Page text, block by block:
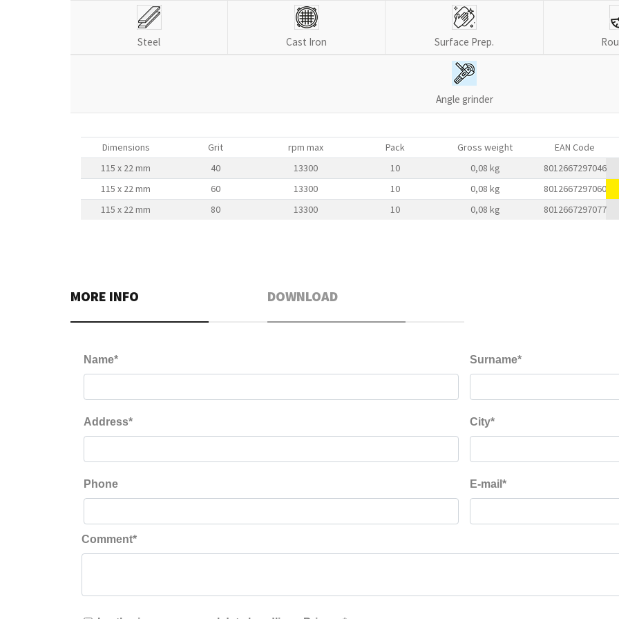
Steel Cast Iron Surface Prep.
Angle grinder
Dimensions Grit rpm max Pack Gross weight
EAN Code
115 x 22 mm
40 13300 10 0,08 kg
8012667297046
115 x 22 mm
60 13300 10 0,08 kg
8012667297060
115 x 22 mm
80 13300 10 0,08 kg 8012667297077
MORE INFO DOWNLOAD